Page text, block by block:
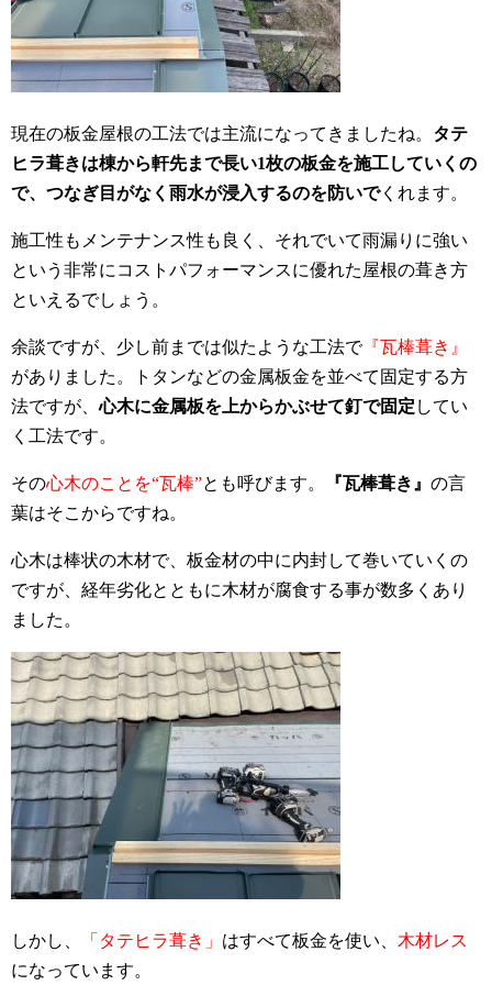
現在の板金屋根の工法では主流になってきましたね。 タテ
ヒラ葺きは棟から軒先まで長い1枚の板金を施工していくの
で、つなぎ目がなく雨水が浸入するのを防いでくれます。
施工性もメンテナンス性も良く、それでいて雨漏りに強い
という非常にコストパフォーマンスに優れた屋根の葺き方
といえるでしょう。
余談ですが、少し前までは似たような工法で『瓦棒葺き』
がありました。トタンなどの金属板金を並べて固定する方
法ですが、心木に金属板を上からかぶせて釘で固定 してい
く工法です。
その心木のことを“瓦棒”とも呼びます。 『瓦棒葺き』 の言
葉はそこからですね。
心木は棒状の木材で、板金材の中に内封して巻いていくの
ですが、経年劣化とともに木材が腐食する事が数多くあり
ました。
しかし、 「タテヒラ葺き」 はすべて板金を使い、 木材レス
になっています。